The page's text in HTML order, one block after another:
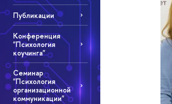
Публикации
Конференция
"Психология
коучинга"
Семинар
"Психология
организационной
коммуникации"